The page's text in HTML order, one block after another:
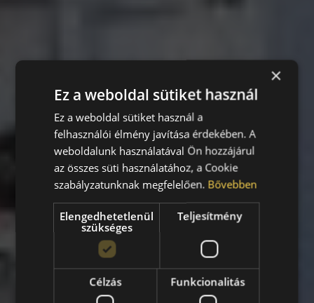
×
Ez a weboldal sütiket használ
Ez a weboldal sütiket használ a
felhasználói élmény javítása érdekében. A
weboldalunk használatával Ön hozzájárul
az összes süti használatához, a Cookie
szabályzatunknak megfelelően. Bővebben
Elengedhetetlenül
szükséges
Teljesítmény
Célzás Funkcionalitás